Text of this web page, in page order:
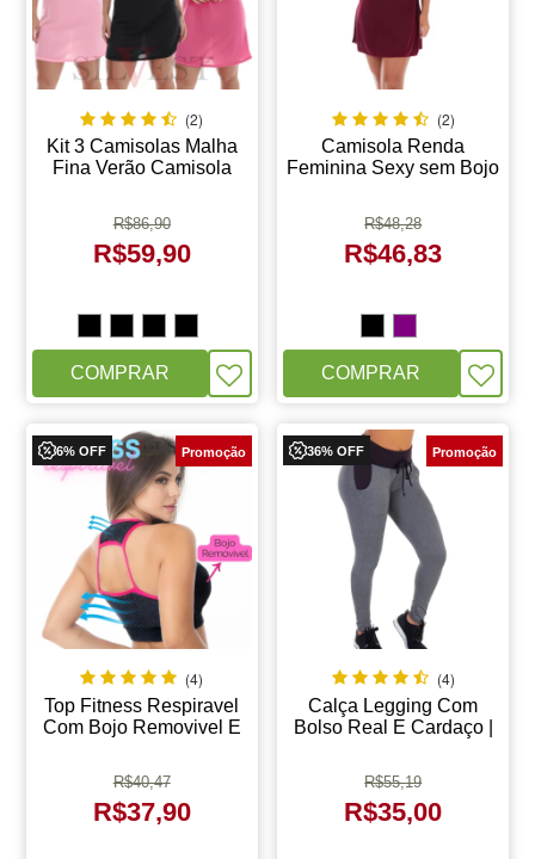
(2)
Kit 3 Camisolas Malha
Fina Verão Camisola
R$86,90
R$59,90
COMPRAR
(2)
Camisola Renda
Feminina Sexy sem Bojo
R$48,28
R$46,83
COMPRAR
6% OFF
(4)
Top Fitness Respiravel
Com Bojo Removivel E
1625
R$40,47
R$37,90
36% OFF
(4)
Calça Legging Com
Bolso Real E Cardaço |
R$55,19
R$35,00